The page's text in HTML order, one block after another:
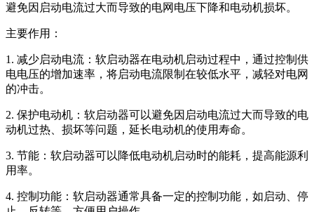
避免因启动电流过大而导致的电网电压下降和电动机损坏。
主要作用：
1. 减少启动电流：软启动器在电动机启动过程中，通过控制供
电电压的增加速率，将启动电流限制在较低水平，减轻对电网
的冲击。
2. 保护电动机：软启动器可以避免因启动电流过大而导致的电
动机过热、损坏等问题，延长电动机的使用寿命。
3. 节能：软启动器可以降低电动机启动时的能耗，提高能源利
用率。
4. 控制功能：软启动器通常具备一定的控制功能，如启动、停